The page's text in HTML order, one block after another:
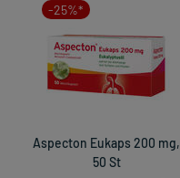
-25%*
Aspecton Eukaps 200 mg,
50 St